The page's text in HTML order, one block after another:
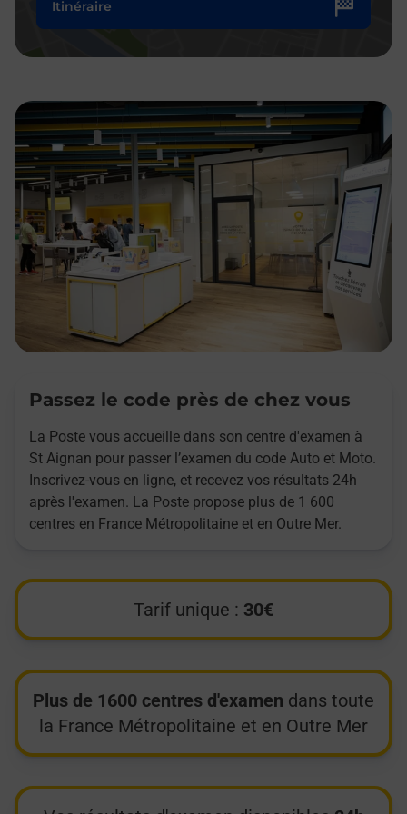
Itinéraire
Passez le code près de chez vous
La Poste vous accueille dans son centre d'examen à
St Aignan pour passer l’examen du code Auto et Moto.
Inscrivez-vous en ligne, et recevez vos résultats 24h
après l'examen. La Poste propose plus de 1 600
centres en France Métropolitaine et en Outre Mer.
Tarif unique : 30€
Plus de 1600 centres d'examen dans toute
la France Métropolitaine et en Outre Mer